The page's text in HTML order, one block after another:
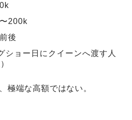
200k
後
ショー日にクイーンへ渡す人
極端な高額ではない。